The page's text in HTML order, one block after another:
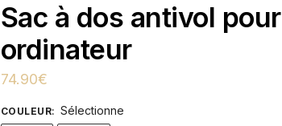
Sac à dos antivol pour
ordinateur
74.90€
COULEUR: Sélectionne